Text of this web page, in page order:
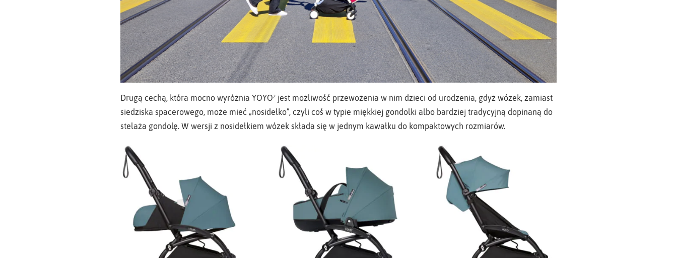
Drugą cechą, która mocno wyróżnia YOYO² jest możliwość przewożenia w nim dzieci od urodzenia, gdyż wózek, zamiast
siedziska spacerowego, może mieć „nosidełko”, czyli coś w typie miękkiej gondolki albo bardziej tradycyjną dopinaną do
stelaża gondolę. W wersji z nosidełkiem wózek składa się w jednym kawałku do kompaktowych rozmiarów.